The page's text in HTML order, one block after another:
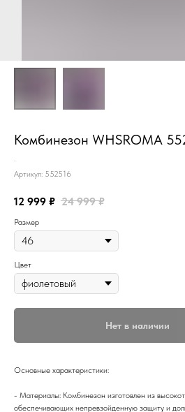
Комбинезон WHSROMA
.
Артикул: 552516
12 999 ₽ 24 999 ₽
Размер
Цвет
Нет в наличии
Основные характеристики:
- Материалы: Комбинезон изготовлен из
обеспечивающих непревзойденную защиту и